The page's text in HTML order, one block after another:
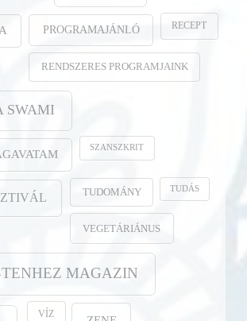
PROGRAMAJÁNLÓ RECEPT
RENDSZERES PROGRAMJAINK
SWAMI
SZANSZKRIT
TUDOMÁNY TUDÁS
VEGETÁRIÁNUS
MAGAZIN
VÍZ